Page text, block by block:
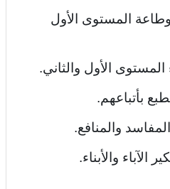
المستوى الأول